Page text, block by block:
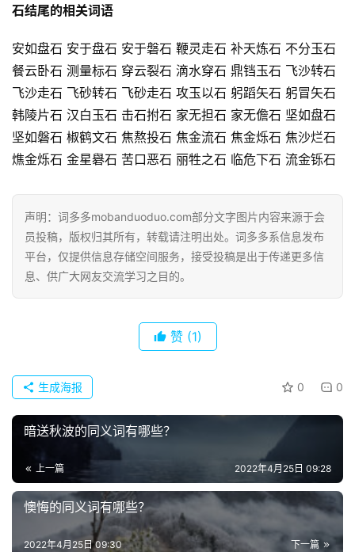
好
好
歌
今
诗
词
石结尾的相关词语
安如盘石 安于盘石 安于磐石 鞭灵走石 补天炼石 不分玉石
餐云卧石 测量标石 穿云裂石 滴水穿石 鼎铛玉石 飞沙转石
飞沙走石 飞砂转石 飞砂走石 攻玉以石 躬蹈矢石 躬冒矢石
韩陵片石 汉白玉石 击石拊石 家无担石 家无儋石 坚如盘石
坚如磐石 椒鹤文石 焦熬投石 焦金流石 焦金烁石 焦沙烂石
燋金烁石 金星礜石 苦口恶石 丽牲之石 临危下石 流金铄石
声明：词多多mobanduoduo.com部分文字图片内容来源于会
员投稿，版权归其所有，转载请注明出处。词多多系信息发布
平台，仅提供信息存储空间服务，接受投稿是出于传递更多信
息、供广大网友交流学习之目的。
赞 (1)
0 0
生成海报
暗送秋波的同义词有哪些？
上一篇 2022年4月25日 09:28
懊悔的同义词有哪些？
下一篇
2022年4月25日 09:30